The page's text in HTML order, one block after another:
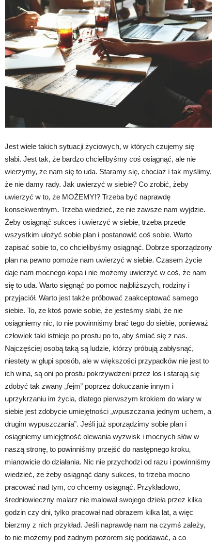
Jest wiele takich sytuacji życiowych, w których czujemy się
słabi. Jest tak, że bardzo chcielibyśmy coś osiągnąć, ale nie
wierzymy, że nam się to uda. Staramy się, chociaż i tak myślimy,
że nie damy rady. Jak uwierzyć w siebie? Co zrobić, żeby
uwierzyć w to, że MOŻEMY!? Trzeba być naprawdę
konsekwentnym. Trzeba wiedzieć, że nie zawsze nam wyjdzie.
Żeby osiągnąć sukces i uwierzyć w siebie, trzeba przede
wszystkim ułożyć sobie plan i postanowić coś sobie. Warto
zapisać sobie to, co chcielibyśmy osiągnąć. Dobrze sporządzony
plan na pewno pomoże nam uwierzyć w siebie. Czasem życie
daje nam mocnego kopa i nie możemy uwierzyć w coś, że nam
się to uda. Warto sięgnąć po pomoc najbliższych, rodziny i
przyjaciół. Warto jest także próbować zaakceptować samego
siebie. To, że ktoś powie sobie, że jesteśmy słabi, że nie
osiągniemy nic, to nie powinniśmy brać tego do siebie, ponieważ
człowiek taki istnieje po prostu po to, aby śmiać się z nas.
Najczęściej osobą taką są ludzie, którzy próbują zabłysnąć,
niestety w głupi sposób, ale w większości przypadków nie jest to
ich wina, są oni po prostu pokrzywdzeni przez los i starają się
zdobyć tak zwany „fejm” poprzez dokuczanie innym i
uprzykrzaniu im życia, dlatego pierwszym krokiem do wiary w
siebie jest zdobycie umiejętności „wpuszczania jednym uchem, a
drugim wypuszczania”. Jeśli już sporządzimy sobie plan i
osiągniemy umiejętność olewania wyzwisk i mocnych słów w
naszą stronę, to powinniśmy przejść do następnego kroku,
mianowicie do działania. Nic nie przychodzi od razu i powinniśmy
wiedzieć, że żeby osiągnąć dany sukces, to trzeba mocno
pracować nad tym, co chcemy osiągnąć. Przykładowo,
średniowieczny malarz nie malował swojego dzieła przez kilka
godzin czy dni, tylko pracował nad obrazem kilka lat, a więc
bierzmy z nich przykład. Jeśli naprawdę nam na czymś zależy,
to nie możemy pod żadnym pozorem się poddawać, a co